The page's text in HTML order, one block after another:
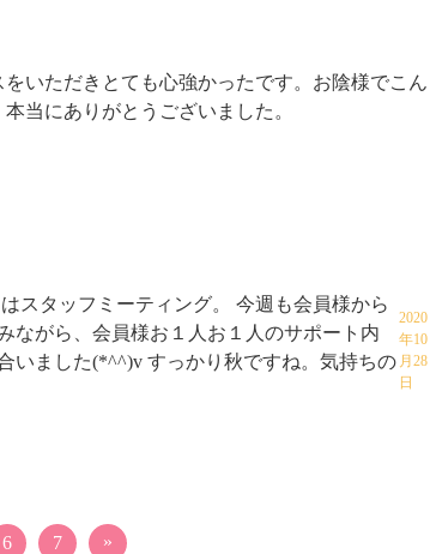
いただきとても心強かったです。お陰様でこん
当にありがとうございました。
スタッフミーティング。 今週も会員様から
ながら、会員様お１人お１人のサポート内
いました(*^^)v すっかり秋ですね。気持ちの
2020
年10
月28
日
6 7 »